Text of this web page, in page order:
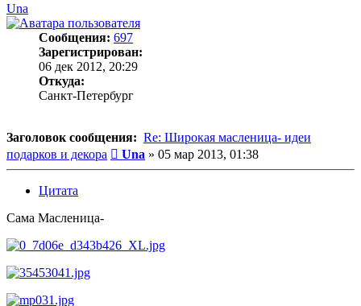
Una
Сообщения: 697
Зарегистрирован:
06 дек 2012, 20:29
Откуда:
Санкт-Петербург
Заголовок сообщения: Re: Широкая масленица- идеи
подарков и декора
Сообщение
Una » 05 мар 2013, 01:38
Цитата
Сама Масленица-